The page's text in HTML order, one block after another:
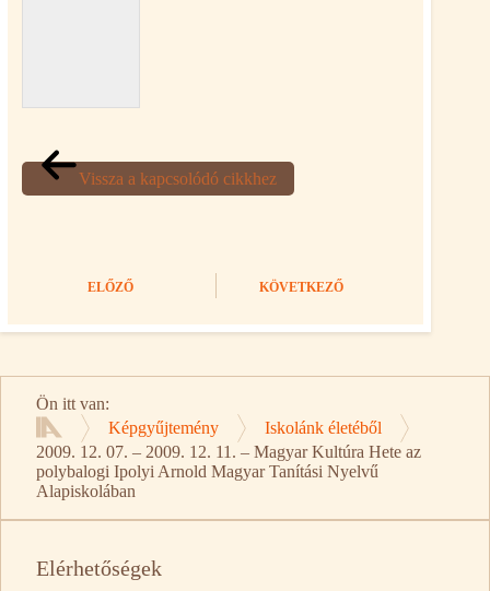
Vissza a kapcsolódó cikkhez
ELŐZŐ KÖVETKEZŐ
Ön itt van:
Kezdőlap
Képgyűjtemény
Iskolánk életéből
2009. 12. 07. – 2009. 12. 11. – Magyar Kultúra Hete az
polybalogi Ipolyi Arnold Magyar Tanítási Nyelvű
Alapiskolában
Elérhetőségek